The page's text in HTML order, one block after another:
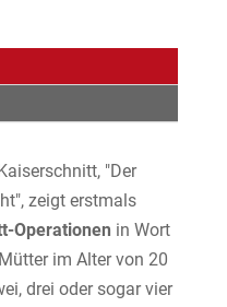
"Der
zeigt erstmals
Operationen in Wort
im Alter von 20
drei oder sogar vier